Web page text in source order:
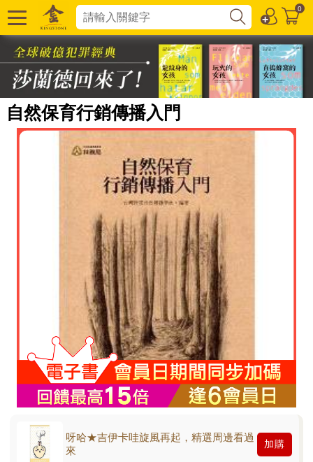
0
自然保育行銷傳播入門
呀哈★吉伊卡哇旋風再起，精選周邊看過
來
加購